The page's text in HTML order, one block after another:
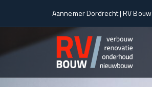
Aannemer Dordrecht | RV Bouw